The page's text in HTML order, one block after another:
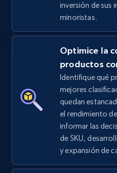
inversión de sus
minoristas.
Optimice la
productos
Identifique qué
mejores
quedan
el rendimiento
informar las
de SKU,
y expansión de